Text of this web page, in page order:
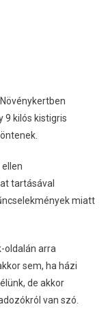
9 kilós kistigris
tartásával
miatt
oldalán arra
sem, ha házi
de akkor
van szó.